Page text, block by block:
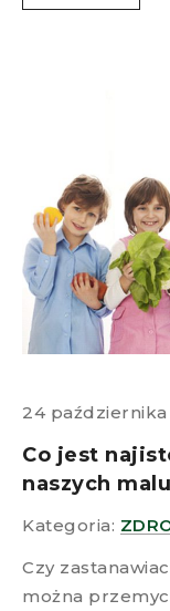
24 października
Co jest
naszych
Kategoria:
Czy
można